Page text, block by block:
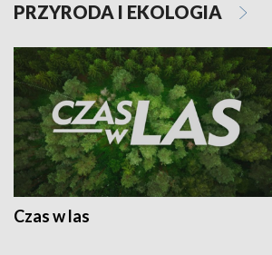
PRZYRODA I EKOLOGIA
Czas w las